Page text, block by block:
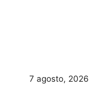
7 agosto, 2026